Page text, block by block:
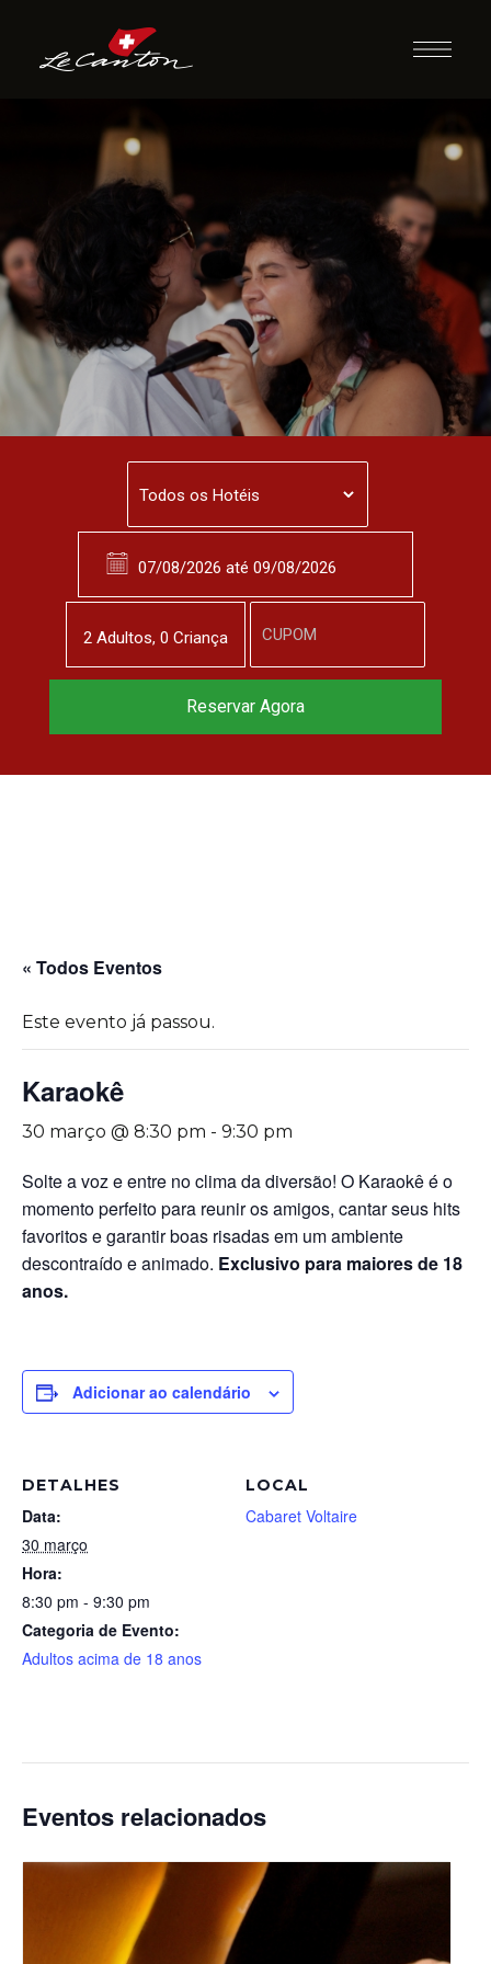
Karaokê
« Todos Eventos
Este evento já passou.
Karaokê
30 março @ 8:30 pm - 9:30 pm
Solte a voz e entre no clima da diversão! O Karaokê é o
momento perfeito para reunir os amigos, cantar seus hits
favoritos e garantir boas risadas em um ambiente
descontraído e animado. Exclusivo para maiores de 18
anos.
Adicionar ao calendário
DETALHES
Data:
30 março
Hora:
8:30 pm - 9:30 pm
Categoria de Evento:
Adultos acima de 18 anos
LOCAL
Cabaret Voltaire
Eventos relacionados
2 Adultos, 0 Criança
Reserve agora, com
Reservar Agora